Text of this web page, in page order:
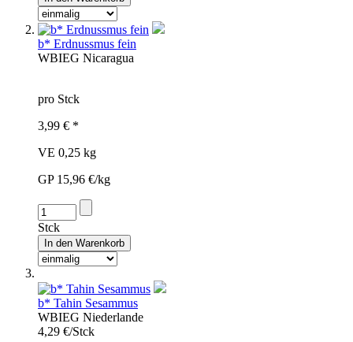
b* Erdnussmus fein
WBIEG Nicaragua
pro Stck
3,99 € *
VE 0,25 kg
GP 15,96 €/kg
Stck
b* Tahin Sesammus
WBIEG Niederlande
4,29 €/Stck